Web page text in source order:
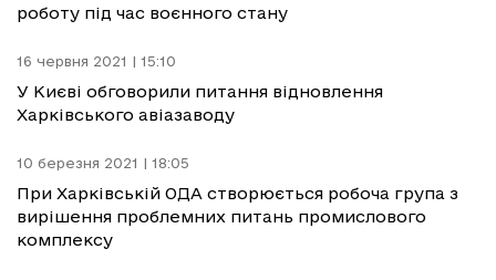
роботу під час воєнного стану
16 червня 2021 | 15:10
У Києві обговорили питання відновлення
Харківського авіазаводу
10 березня 2021 | 18:05
При Харківській ОДА створюється робоча група з
вирішення проблемних питань промислового
комплексу